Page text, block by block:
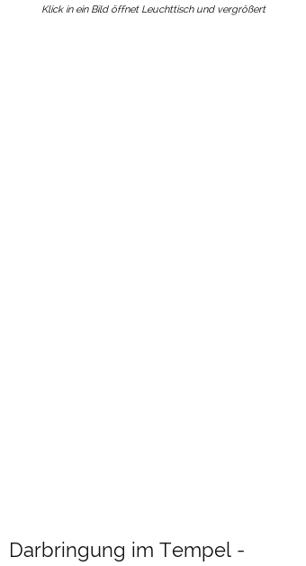
Klick in ein Bild öffnet Leuchttisch und vergrößert
Darbringung im Tempel -